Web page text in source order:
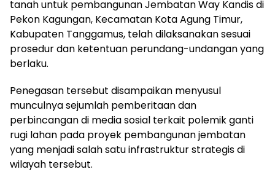
tanah untuk pembangunan Jembatan Way Kandis di
Pekon Kagungan, Kecamatan Kota Agung Timur,
Kabupaten Tanggamus, telah dilaksanakan sesuai
prosedur dan ketentuan perundang-undangan yang
berlaku.
Penegasan tersebut disampaikan menyusul
munculnya sejumlah pemberitaan dan
perbincangan di media sosial terkait polemik ganti
rugi lahan pada proyek pembangunan jembatan
yang menjadi salah satu infrastruktur strategis di
wilayah tersebut.